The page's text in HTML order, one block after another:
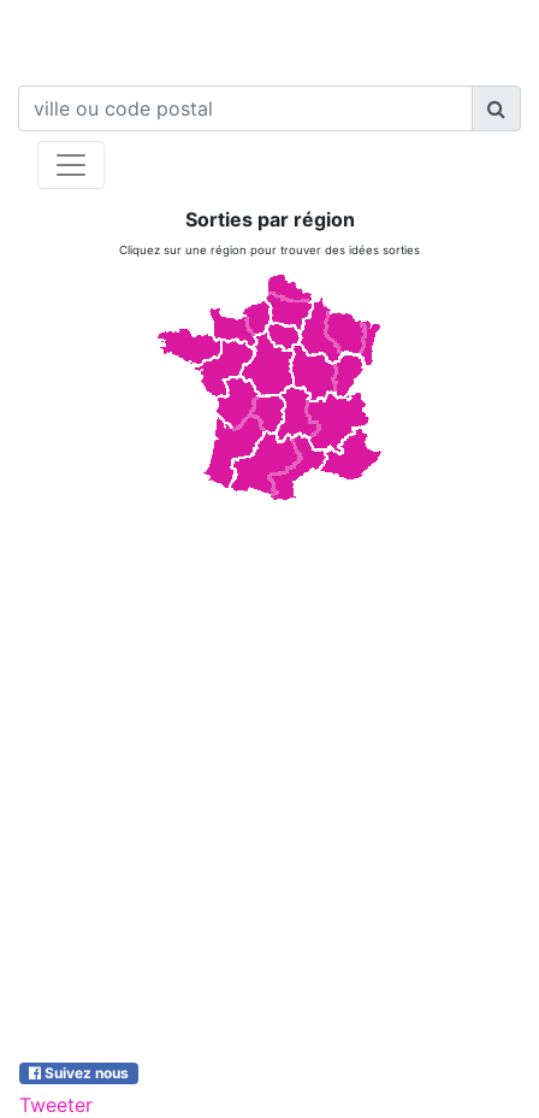
Sorties par région
Cliquez sur une région pour trouver des idées sorties
Suivez nous
Tweeter